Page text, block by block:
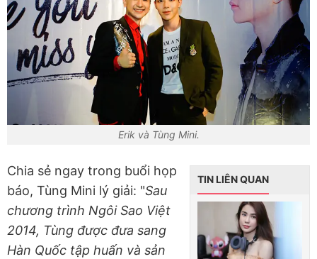
Erik và Tùng Mini.
TIN LIÊN QUAN
Chia sẻ ngay trong buổi họp
báo, Tùng Mini lý giải: "Sau
chương trình Ngôi Sao Việt
2014, Tùng được đưa sang
Hàn Quốc tập huấn và sản